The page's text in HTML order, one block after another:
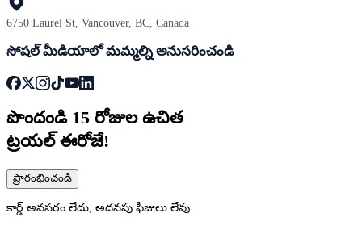
6750 Laurel St, Vancouver, BC, Canada
సోషల్ మీడియాలో మమ్మల్ని అనుసరించండి
పొందండి 15 రోజుల ఉచిత
ట్రయల్ ఈరోజే!
ప్రారంభించండి
కార్డ్ అవసరం లేదు, అదనపు ఫీజులు లేవు